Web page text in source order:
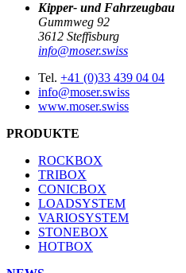
Kipper- und Fahrzeugbau
Gummweg 92
3612 Steffisburg
info@moser.swiss
Tel. +41 (0)33 439 04 04
info@moser.swiss
www.moser.swiss
PRODUKTE
ROCKBOX
TRIBOX
CONICBOX
LOADSYSTEM
VARIOSYSTEM
STONEBOX
HOTBOX